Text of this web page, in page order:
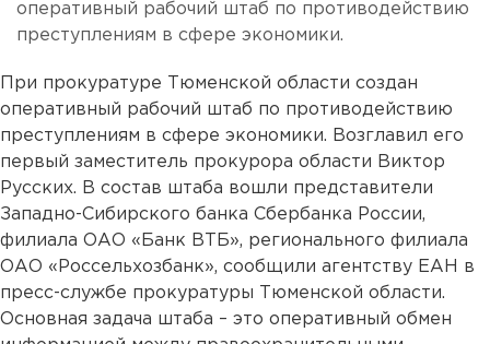
оперативный рабочий штаб по противодействию
преступлениям в сфере экономики.
При прокуратуре Тюменской области создан
оперативный рабочий штаб по противодействию
преступлениям в сфере экономики. Возглавил его
первый заместитель прокурора области Виктор
Русских. В состав штаба вошли представители
Западно-Сибирского банка Сбербанка России,
филиала ОАО «Банк ВТБ», регионального филиала
ОАО «Россельхозбанк», сообщили агентству ЕАН в
пресс-службе прокуратуры Тюменской области.
Основная задача штаба – это оперативный обмен